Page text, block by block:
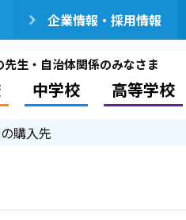
企業情報・採用情報
先生・自治体関係のみなさま
中学校 高等学校
購入先